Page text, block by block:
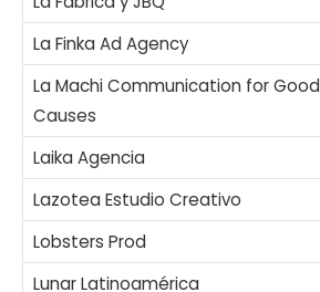
La Finka Ad Agency
La Machi Communication for Good
Causes
Laika Agencia
Lazotea Estudio Creativo
Lobsters Prod
Lunar Latinoamérica